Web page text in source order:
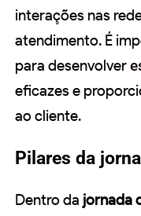
interações nas
atendimento. É
para desenvolver
eficazes e
ao cliente.
Pilares da
Dentro da jornada